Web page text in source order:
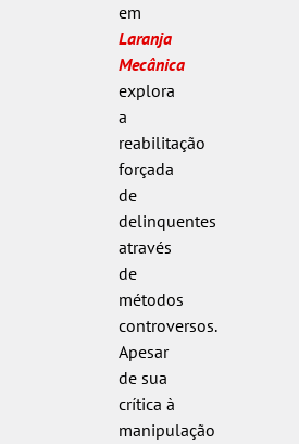
em
Laranja
Mecânica
explora
a
reabilitação
forçada
de
delinquentes
através
de
métodos
controversos.
Apesar
de sua
crítica à
manipulação